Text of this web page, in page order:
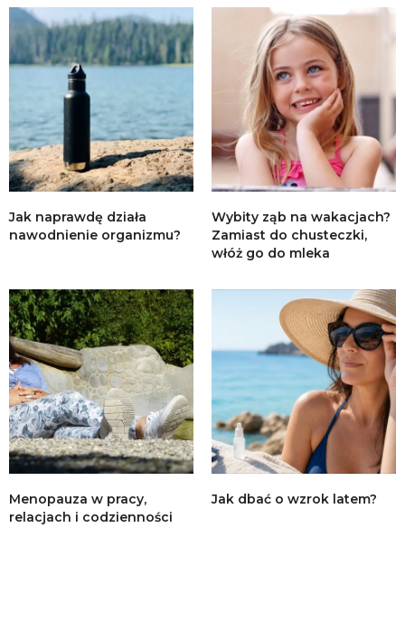
Jak naprawdę działa
nawodnienie organizmu?
Wybity ząb na wakacjach?
Zamiast do chusteczki,
włóż go do mleka
Menopauza w pracy,
relacjach i codzienności
Jak dbać o wzrok latem?